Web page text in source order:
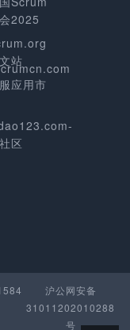
2025
站
应用市
区
沪公网安备
31011202010288
号